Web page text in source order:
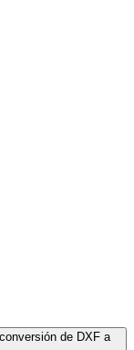
de DXF a